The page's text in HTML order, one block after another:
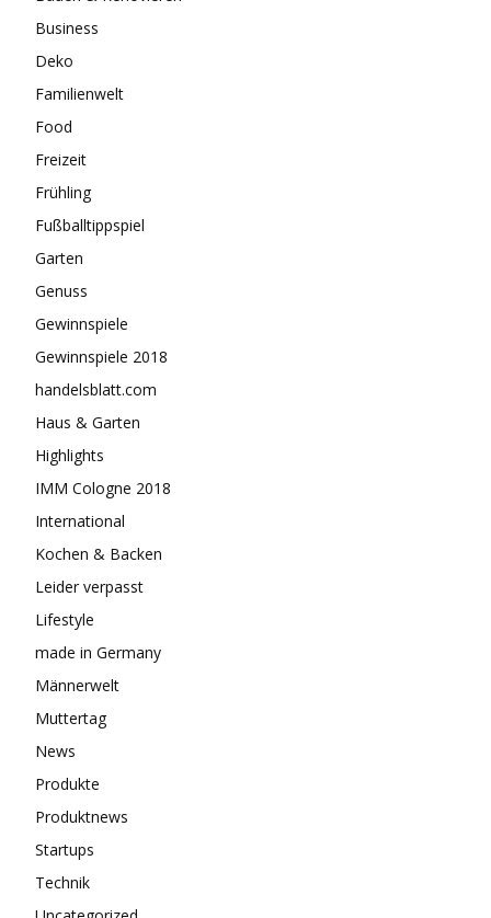
Business
Deko
Familienwelt
Food
Freizeit
Frühling
Fußballtippspiel
Garten
Genuss
Gewinnspiele
Gewinnspiele 2018
handelsblatt.com
Haus & Garten
Highlights
IMM Cologne 2018
International
Kochen & Backen
Leider verpasst
Lifestyle
made in Germany
Männerwelt
Muttertag
News
Produkte
Produktnews
Startups
Technik